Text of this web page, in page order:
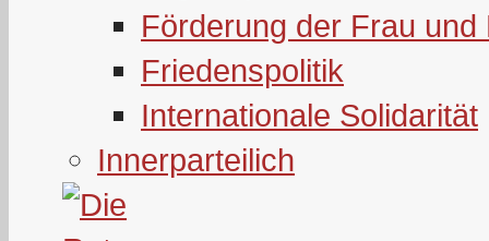
Förderung der Frau und
Friedenspolitik
Internationale Solidarität
Innerparteilich